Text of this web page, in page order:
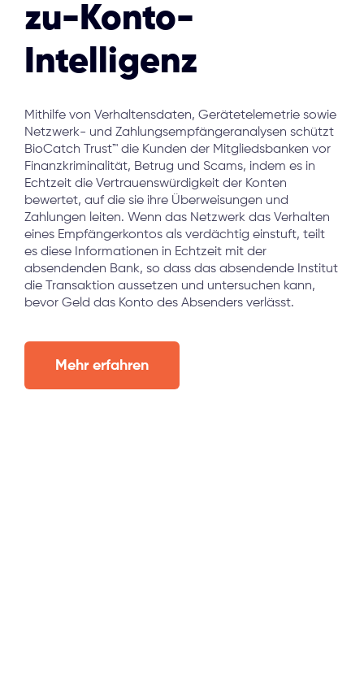
zu-Konto-
Intelligenz
Mithilfe von Verhaltensdaten, Gerätetelemetrie sowie
Netzwerk- und Zahlungsempfängeranalysen schützt
BioCatch Trust™ die Kunden der Mitgliedsbanken vor
Finanzkriminalität, Betrug und Scams, indem es in
Echtzeit die Vertrauenswürdigkeit der Konten
bewertet, auf die sie ihre Überweisungen und
Zahlungen leiten. Wenn das Netzwerk das Verhalten
eines Empfängerkontos als verdächtig einstuft, teilt
es diese Informationen in Echtzeit mit der
absendenden Bank, so dass das absendende Institut
die Transaktion aussetzen und untersuchen kann,
bevor Geld das Konto des Absenders verlässt.
Mehr erfahren